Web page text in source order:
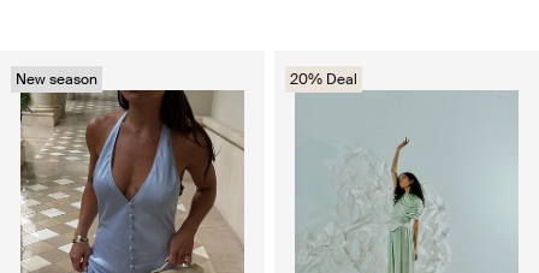
New season 20% Deal